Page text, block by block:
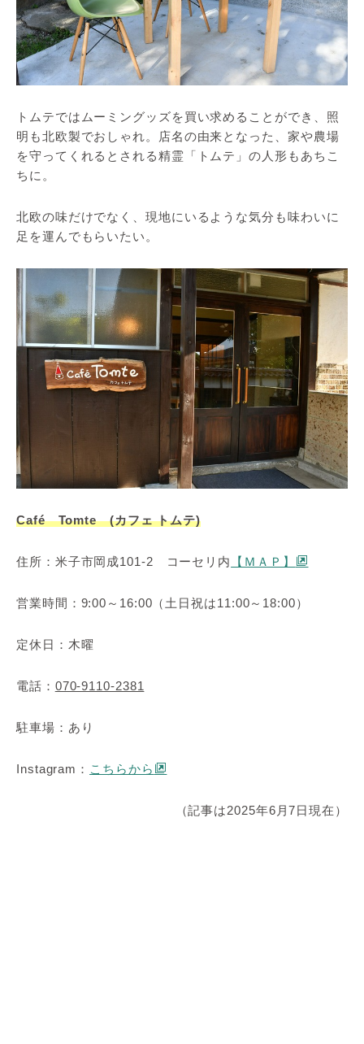
トムテではムーミングッズを買い求めることができ、照
明も北欧製でおしゃれ。店名の由来となった、家や農場
を守ってくれるとされる精霊「トムテ」の人形もあちこ
ちに。
北欧の味だけでなく、現地にいるような気分も味わいに
足を運んでもらいたい。
Café Tomte (カフェ トムテ)
住所：米子市岡成101-2 コーセリ内 【ＭＡＰ】
営業時間：9:00～16:00（土日祝は11:00～18:00）
定休日：木曜
電話： 070-9110-2381
駐車場：あり
Instagram： こちらから
（記事は2025年6月7日現在）